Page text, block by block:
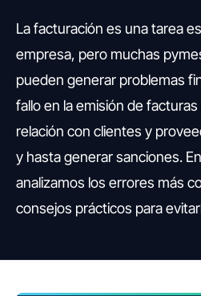
La facturación es una tarea
empresa, pero muchas
pueden generar problemas
fallo en la emisión de
relación con clientes y
y hasta generar sanciones.
analizamos los errores más
consejos prácticos para